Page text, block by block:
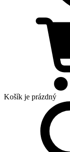
Košík je prázdný